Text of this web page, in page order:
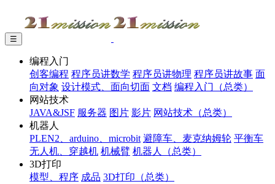
☰
编程入门
创客编程 程序员讲数学 程序员讲物理 程序员讲故事 面
向对象 设计模式、面向切面 文档 编程入门（总类）
网站技术
JAVA&JSF 服务器 图片 影片 网站技术（总类）
机器人
PLEN2、arduino、microbit 避障车、麦克纳姆轮 平衡车
无人机、穿越机 机械臂 机器人（总类）
3D打印
模型、程序 成品 3D打印（总类）